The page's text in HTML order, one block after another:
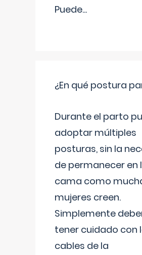
Puede...
¿En qué postura
Durante el parto
adoptar múltiples
posturas, sin la
de permanecer en
cama como
mujeres creen.
Simplemente
tener cuidado con
cables de la